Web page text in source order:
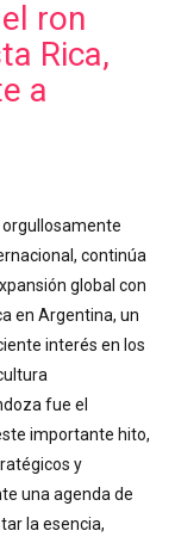
ron
Rica,
a
orgullosamente
continúa
global con
en Argentina, un
interés en los
fue el
importante hito,
y
una agenda de
la esencia,